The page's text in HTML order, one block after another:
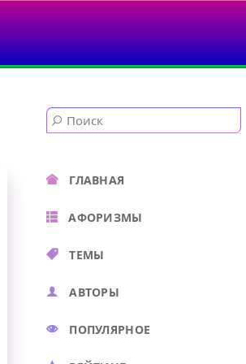
ГЛАВНАЯ
АФОРИЗМЫ
ТЕМЫ
АВТОРЫ
ПОПУЛЯРНОЕ